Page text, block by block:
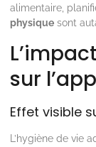
alimentaire,
physique sont
sur
Effet visible
L’hygiène de vie